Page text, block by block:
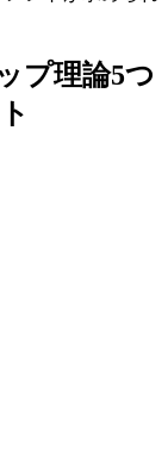
プ理論5つ